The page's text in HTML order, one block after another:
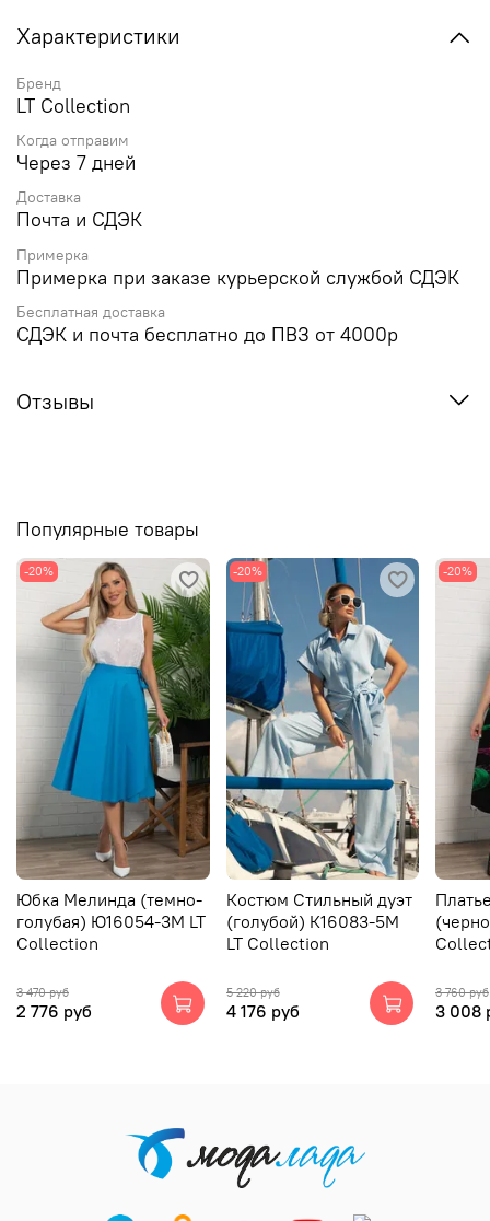
Характеристики
Бренд
LT Collection
Когда отправим
Через 7 дней
Доставка
Почта и СДЭК
Примерка
Примерка при заказе курьерской службой СДЭК
Бесплатная доставка
СДЭК и почта бесплатно до ПВЗ от 4000р
Отзывы
Популярные товары
-20%
Юбка Мелинда (темно-
голубая) Ю16054-3М LT
Collection
3 470 руб
2 776 руб
-20%
Костюм Стильный дуэт
(голубой) К16083-5М
LT Collection
5 220 руб
4 176 руб
-20%
3 760 руб
3 008